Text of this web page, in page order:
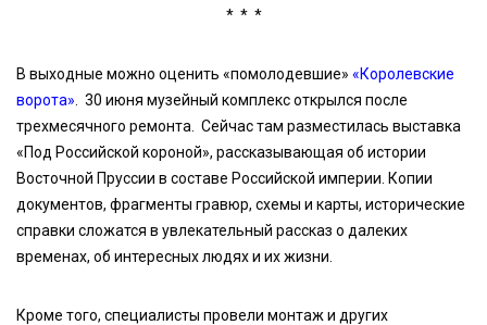
* * *
В выходные можно оценить «помолодевшие» «Королевские
ворота» . 30 июня музейный комплекс открылся после
трехмесячного ремонта. Сейчас там разместилась выставка
«Под Российской короной», рассказывающая об истории
Восточной Пруссии в составе Российской империи. Копии
документов, фрагменты гравюр, схемы и карты, исторические
справки сложатся в увлекательный рассказ о далеких
временах, об интересных людях и их жизни.
Кроме того, специалисты провели монтаж и других